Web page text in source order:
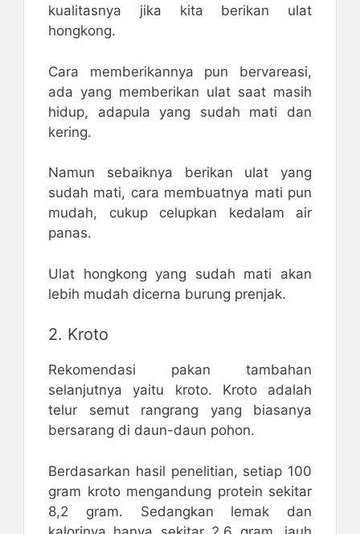
kualitasnya jika kita berikan ulat
hongkong.
Cara memberikannya pun bervareasi,
ada yang memberikan ulat saat masih
hidup, adapula yang sudah mati dan
kering.
Namun sebaiknya berikan ulat yang
sudah mati, cara membuatnya mati pun
mudah, cukup celupkan kedalam air
panas.
Ulat hongkong yang sudah mati akan
lebih mudah dicerna burung prenjak.
2. Kroto
Rekomendasi pakan tambahan
selanjutnya yaitu kroto. Kroto adalah
telur semut rangrang yang biasanya
bersarang di daun-daun pohon.
Berdasarkan hasil penelitian, setiap 100
gram kroto mengandung protein sekitar
8,2 gram. Sedangkan lemak dan